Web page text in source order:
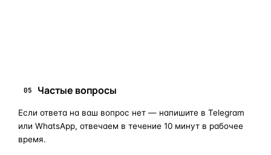
05 Частые вопросы
Если ответа на ваш вопрос нет — напишите в Telegram
или WhatsApp, отвечаем в течение 10 минут в рабочее
время.